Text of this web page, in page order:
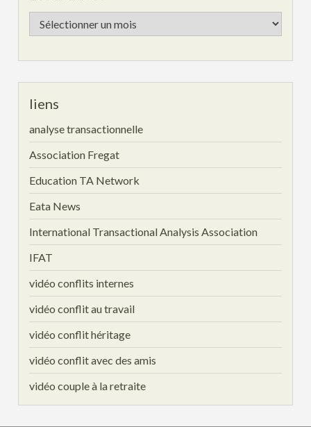
Les
archives
liens
analyse transactionnelle
Association Fregat
Education TA Network
Eata News
International Transactional Analysis Association
IFAT
vidéo conflits internes
vidéo conflit au travail
vidéo conflit héritage
vidéo conflit avec des amis
vidéo couple à la retraite